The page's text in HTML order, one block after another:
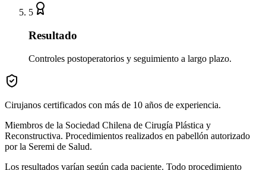
5
Resultado
Controles postoperatorios y seguimiento a largo plazo.
Cirujanos certificados con más de 10 años de experiencia.
Miembros de la Sociedad Chilena de Cirugía Plástica y
Reconstructiva. Procedimientos realizados en pabellón autorizado
por la Seremi de Salud.
Los resultados varían según cada paciente. Todo procedimiento